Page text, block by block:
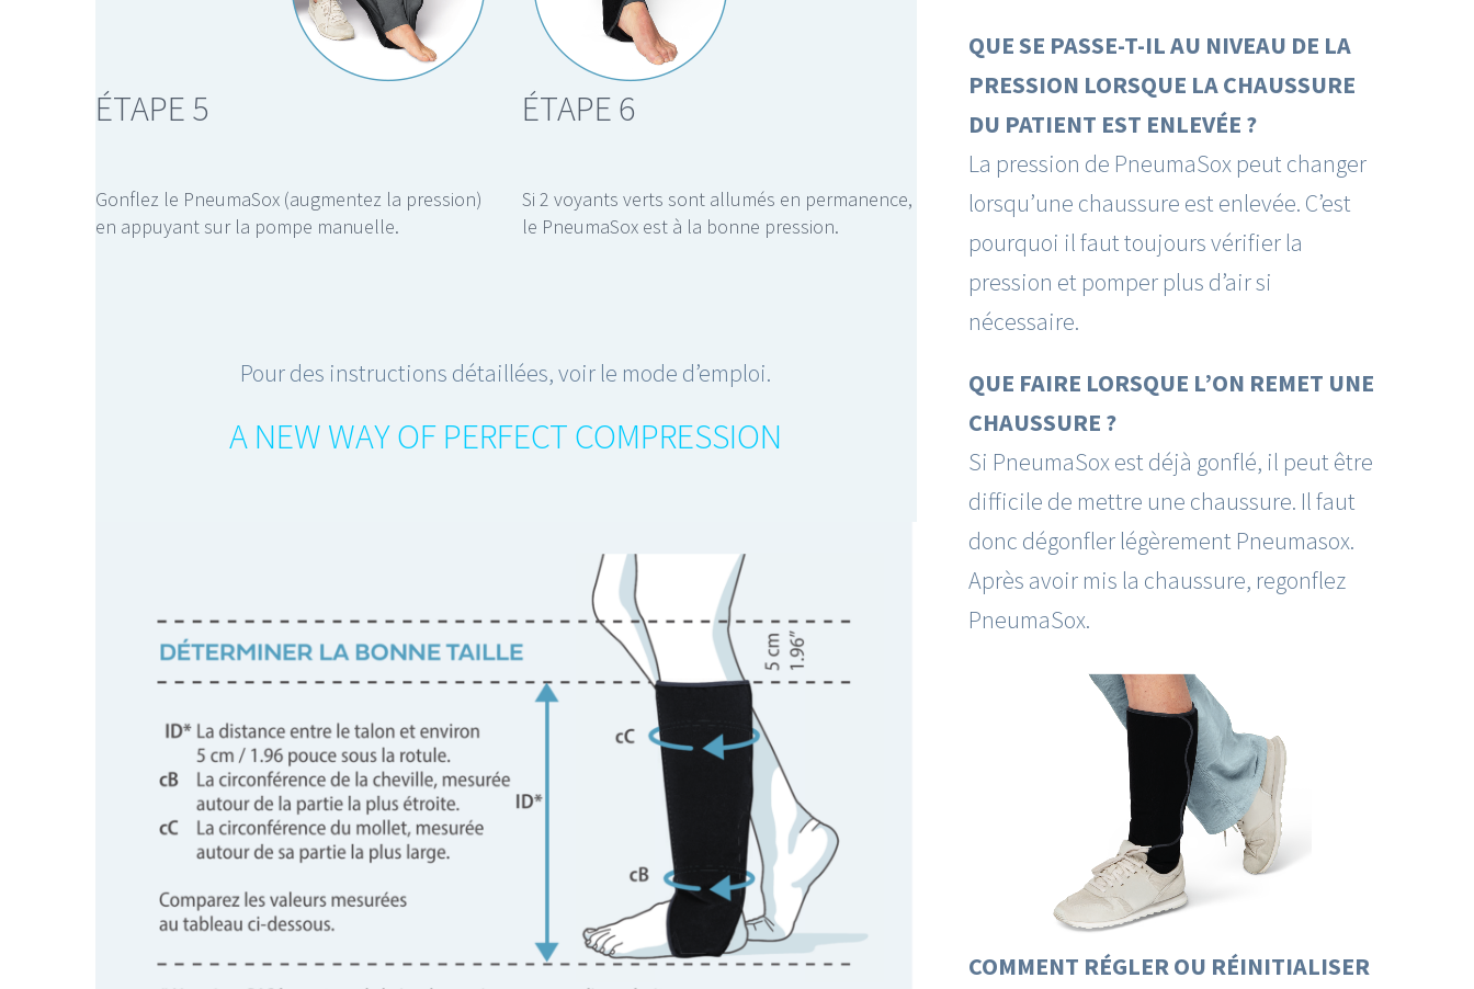
ÉTAPE 5
Gonflez le PneumaSox (augmentez la pression)
en appuyant sur la pompe manuelle.
ÉTAPE 6
Si 2 voyants verts sont allumés en permanence,
le PneumaSox est à la bonne pression.
Pour des instructions détaillées, voir le mode d’emploi.
A NEW WAY OF PERFECT COMPRESSION
QUE SE PASSE-T-IL AU NIVEAU DE LA
PRESSION LORSQUE LA CHAUSSURE
DU PATIENT EST ENLEVÉE ?
La pression de PneumaSox peut changer
lorsqu’une chaussure est enlevée. C’est
pourquoi il faut toujours vérifier la
pression et pomper plus d’air si
nécessaire.
QUE FAIRE LORSQUE L’ON REMET UNE
CHAUSSURE ?
Si PneumaSox est déjà gonflé, il peut être
difficile de mettre une chaussure. Il faut
donc dégonfler légèrement Pneumasox.
Après avoir mis la chaussure, regonflez
PneumaSox.
COMMENT RÉGLER OU RÉINITIALISER